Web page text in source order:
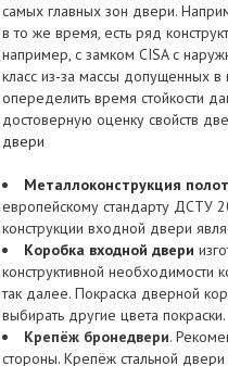
самых главных зон двери.
в то же время, есть ряд
например, с замком CISA с
класс из-за массы допущенных
опеределить время стойкости
достоверную оценку свойств
двери
Металлоконструкция
европейскому стандарту ДСТУ
конструкции входной двери
Коробка входной двери
конструктивной
так далее. Покраска дверной
выбирать другие цвета покраски.
Крепёж бронедвери.
стороны. Крепёж стальной